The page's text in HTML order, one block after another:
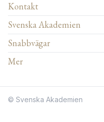
Kontakt
Svenska Akademien
Snabbvägar
Mer
© Svenska Akademien